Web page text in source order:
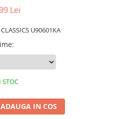
Lei
U90601KA
:
STOC
ADAUGA IN COS